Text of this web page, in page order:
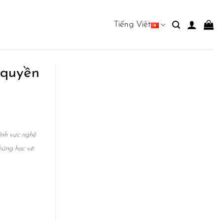
Tiếng Việt
vực nghệ
học vẽ